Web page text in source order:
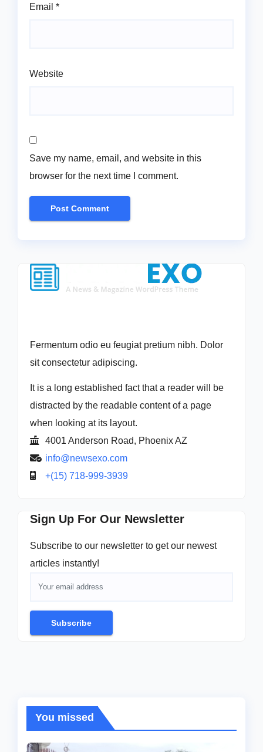
Email *
Website
Save my name, email, and website in this
browser for the next time I comment.
Fermentum odio eu feugiat pretium nibh. Dolor
sit consectetur adipiscing.
It is a long established fact that a reader will be
distracted by the readable content of a page
when looking at its layout.
4001 Anderson Road, Phoenix AZ
info@newsexo.com
+(15) 718-999-3939
Sign Up For Our Newsletter
Subscribe to our newsletter to get our newest
articles instantly!
Subscribe
You missed